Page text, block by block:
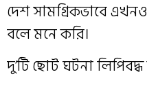
দেশ সামগ্রিকভাবে
বলে মনে করি।
দু’টি ছোট ঘটনা